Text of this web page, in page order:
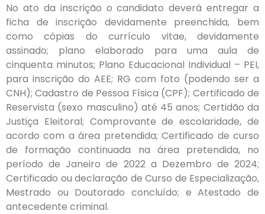
No ato da inscrição o candidato deverá entregar a
ficha de inscrição devidamente preenchida, bem
como cópias do currículo vitae, devidamente
assinado; plano elaborado para uma aula de
cinquenta minutos; Plano Educacional Individual – PEI,
para inscrição do AEE; RG com foto (podendo ser a
CNH); Cadastro de Pessoa Física (CPF); Certificado de
Reservista (sexo masculino) até 45 anos; Certidão da
Justiça Eleitoral; Comprovante de escolaridade, de
acordo com a área pretendida; Certificado de curso
de formação continuada na área pretendida, no
período de Janeiro de 2022 a Dezembro de 2024;
Certificado ou declaração de Curso de Especialização,
Mestrado ou Doutorado concluído; e Atestado de
antecedente criminal.